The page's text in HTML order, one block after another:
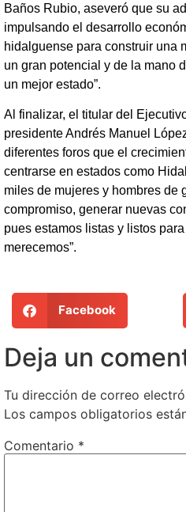
Baños Rubio, aseveró que su
impulsando el desarrollo
hidalguense para construir una
un gran potencial y de la mano
un mejor estado”.
Al finalizar, el titular del
presidente Andrés Manuel
diferentes foros que el
centrarse en estados como
miles de mujeres y hombres de
compromiso, generar nuevas
pues estamos listas y listos
merecemos”.
Facebook
Deja un
Tu dirección de correo
Los campos obligatorios
Comentario *